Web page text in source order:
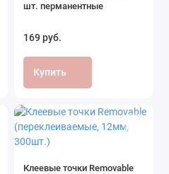
шт. перманентные
169 руб.
Купить
Клеевые точки Removable